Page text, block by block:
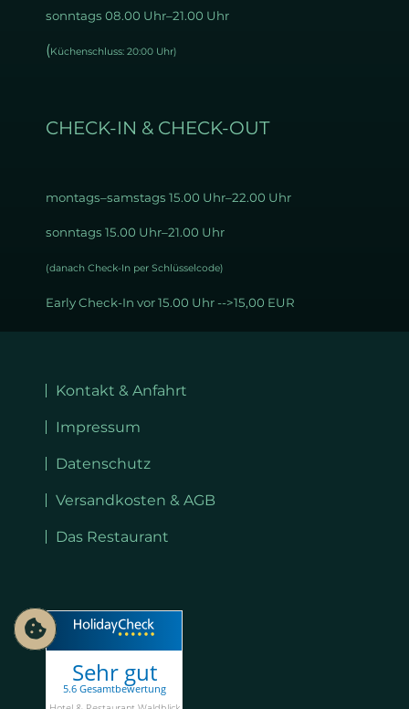
sonntags 08.00 Uhr–21.00 Uhr
(Küchenschluss: 20:00 Uhr)
CHECK-IN & CHECK-OUT
montags–samstags 15.00 Uhr–22.00 Uhr
sonntags 15.00 Uhr–21.00 Uhr
(danach Check-In per Schlüsselcode)
Early Check-In vor 15.00 Uhr -->15,00 EUR
überspringen
Kontakt & Anfahrt
Impressum
Datenschutz
Versandkosten & AGB
Das Restaurant
Sehr gut
5.6 Gesamtbewertung